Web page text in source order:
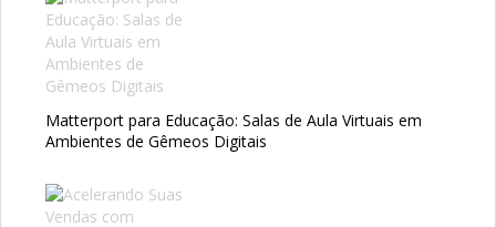
Matterport para Educação: Salas de Aula Virtuais em
Ambientes de Gêmeos Digitais